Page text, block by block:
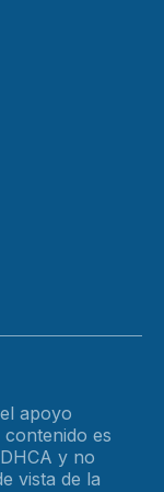
apoyo
es
y no
vista de la